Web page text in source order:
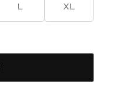
L XL